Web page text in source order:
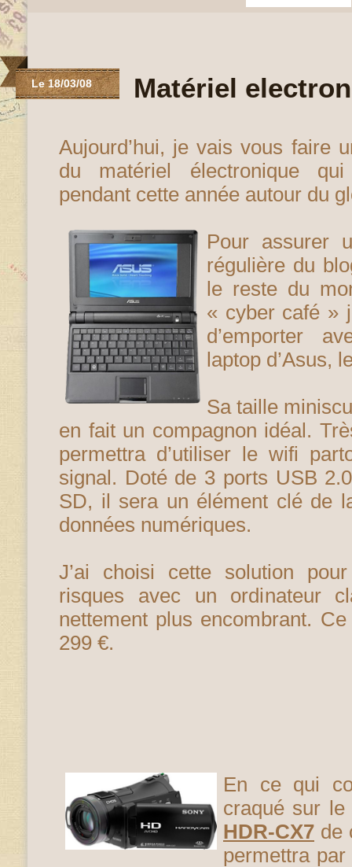
Le 18/03/08 Matériel
Aujourd’hui, je vais vous faire
du matériel électronique qui
pendant cette année autour du
Pour assurer
régulière du
le reste du
« cyber café »
d’emporter
laptop d’Asus,
Sa taille
en fait un compagnon idéal.
permettra d’utiliser le wifi
signal. Doté de 3 ports USB
SD, il sera un élément clé de
données numériques.
J’ai choisi cette solution
risques avec un ordinateur
nettement plus encombrant.
299 €.
En ce qui
craqué sur
HDR-CX7 de
permettra par